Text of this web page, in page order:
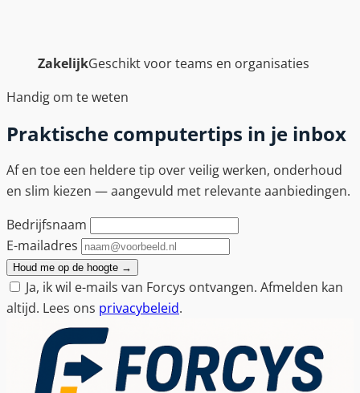
ZakelijkGeschikt voor teams en organisaties
Handig om te weten
Praktische computertips in je inbox
Af en toe een heldere tip over veilig werken, onderhoud
en slim kiezen — aangevuld met relevante aanbiedingen.
Bedrijfsnaam
E-mailadres
Houd me op de hoogte →
Ja, ik wil e-mails van Forcys ontvangen. Afmelden kan
altijd. Lees ons privacybeleid.